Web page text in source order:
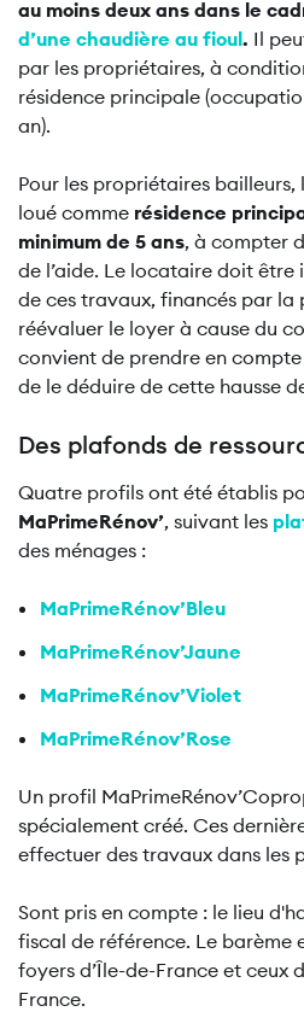
au moins deux ans dans le
d’une chaudière au fioul. Il
par les propriétaires, à
résidence principale
an).
Pour les propriétaires
loué comme résidence
minimum de 5 ans, à compter
de l’aide. Le locataire doit
de ces travaux, financés par la
réévaluer le loyer à cause du
convient de prendre en
de le déduire de cette hausse
Des plafonds de
Quatre profils ont été établis
MaPrimeRénov’, suivant les
des ménages :
MaPrimeRénov’Bleu
MaPrimeRénov’Jaune
MaPrimeRénov’Violet
MaPrimeRénov’Rose
Un profil
spécialement créé. Ces
effectuer des travaux dans les
Sont pris en compte : le lieu
fiscal de référence. Le barème
foyers d’Île-de-France et ceux
France.